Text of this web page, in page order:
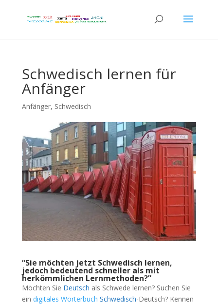
Schwedisch lernen für
Anfänger
Anfänger, Schwedisch
“Sie möchten jetzt Schwedisch lernen,
jedoch bedeutend schneller als mit
herkömmlichen Lernmethoden?”
Möchten Sie Deutsch als Schwede lernen? Suchen Sie
ein digitales Wörterbuch Schwedisch-Deutsch? Kennen